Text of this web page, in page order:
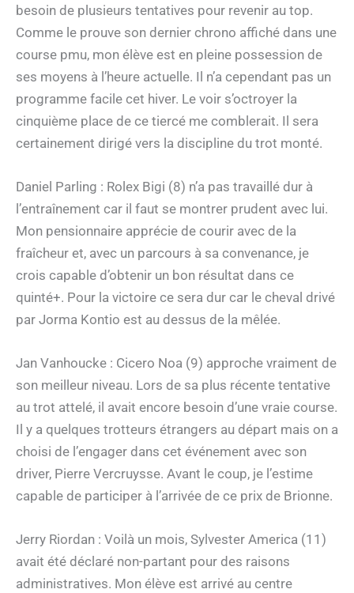
besoin de plusieurs tentatives pour revenir au top.
Comme le prouve son dernier chrono affiché dans une
course pmu, mon élève est en pleine possession de
ses moyens à l’heure actuelle. Il n’a cependant pas un
programme facile cet hiver. Le voir s’octroyer la
cinquième place de ce tiercé me comblerait. Il sera
certainement dirigé vers la discipline du trot monté.
Daniel Parling : Rolex Bigi (8) n’a pas travaillé dur à
l’entraînement car il faut se montrer prudent avec lui.
Mon pensionnaire apprécie de courir avec de la
fraîcheur et, avec un parcours à sa convenance, je
crois capable d’obtenir un bon résultat dans ce
quinté+. Pour la victoire ce sera dur car le cheval drivé
par Jorma Kontio est au dessus de la mêlée.
Jan Vanhoucke : Cicero Noa (9) approche vraiment de
son meilleur niveau. Lors de sa plus récente tentative
au trot attelé, il avait encore besoin d’une vraie course.
Il y a quelques trotteurs étrangers au départ mais on a
choisi de l’engager dans cet événement avec son
driver, Pierre Vercruysse. Avant le coup, je l’estime
capable de participer à l’arrivée de ce prix de Brionne.
Jerry Riordan : Voilà un mois, Sylvester America (11)
avait été déclaré non-partant pour des raisons
administratives. Mon élève est arrivé au centre